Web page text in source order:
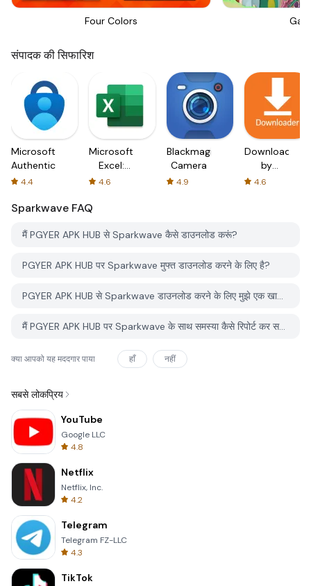
Four Colors
संपादक की सिफारिश
Microsoft
Authenticator
4.4
Microsoft
Excel:
Spreadsheets
4.6
Blackmagic
Camera
4.9
Downloader
by
AFTVnews
4.6
Sparkwave FAQ
मैं PGYER APK HUB से Sparkwave कैसे डाउनलोड करूं?
PGYER APK HUB पर Sparkwave मुफ्त डाउनलोड करने के लिए है?
PGYER APK HUB से Sparkwave डाउनलोड करने के लिए मुझे एक खाता चाहिए?
मैं PGYER APK HUB पर Sparkwave के साथ समस्या कैसे रिपोर्ट कर सकता हूँ?
क्या आपको यह मददगार पाया हाँ नहीं
सबसे लोकप्रिय
YouTube
Google LLC
4.8
Netflix
Netflix, Inc.
4.2
Telegram
Telegram FZ-LLC
4.3
TikTok